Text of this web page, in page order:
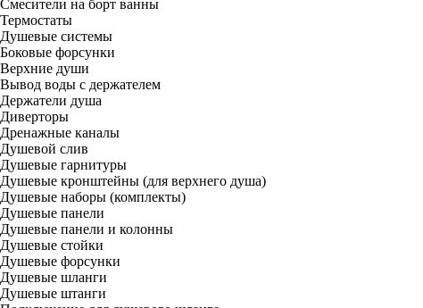
Смесители на борт ванны
Термостаты
Душевые системы
Боковые форсунки
Верхние души
Вывод воды с держателем
Держатели душа
Диверторы
Дренажные каналы
Душевой слив
Душевые гарнитуры
Душевые кронштейны (для верхнего душа)
Душевые наборы (комплекты)
Душевые панели
Душевые панели и колонны
Душевые стойки
Душевые форсунки
Душевые шланги
Душевые штанги